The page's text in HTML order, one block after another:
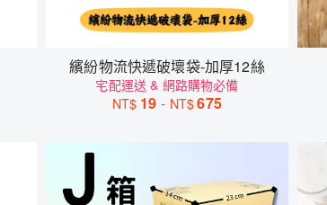
繽紛物流快遞破壞袋-加厚12絲
宅配運送 & 網路購物必備
NT$ 19 - NT$675